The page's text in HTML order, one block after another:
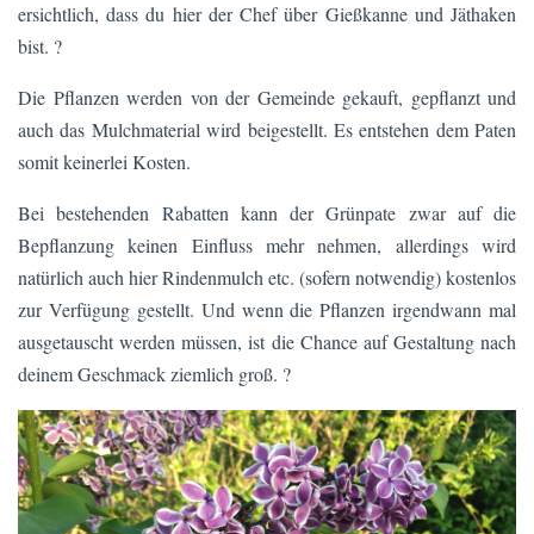
ersichtlich, dass du hier der Chef über Gießkanne und Jäthaken
bist. ?
Die Pflanzen werden von der Gemeinde gekauft, gepflanzt und
auch das Mulchmaterial wird beigestellt. Es entstehen dem Paten
somit keinerlei Kosten.
Bei bestehenden Rabatten kann der Grünpate zwar auf die
Bepflanzung keinen Einfluss mehr nehmen, allerdings wird
natürlich auch hier Rindenmulch etc. (sofern notwendig) kostenlos
zur Verfügung gestellt. Und wenn die Pflanzen irgendwann mal
ausgetauscht werden müssen, ist die Chance auf Gestaltung nach
deinem Geschmack ziemlich groß. ?